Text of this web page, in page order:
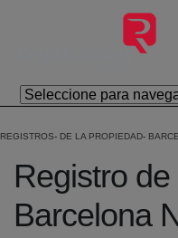
Skip to Main Content
REGISTROS DE LA PROPIEDAD
Registro
Barcelona